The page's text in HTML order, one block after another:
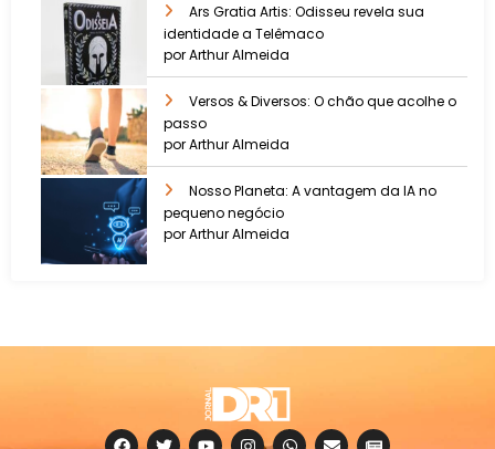
Ars Gratia Artis: Odisseu revela sua
identidade a Telêmaco
por Arthur Almeida
Versos & Diversos: O chão que acolhe o
passo
por Arthur Almeida
Nosso Planeta: A vantagem da IA no
pequeno negócio
por Arthur Almeida